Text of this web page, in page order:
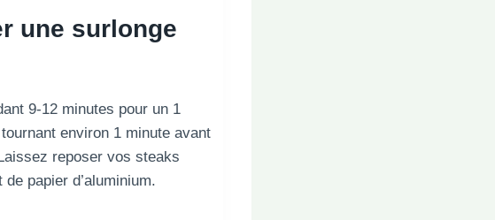
une surlonge
9-12 minutes pour un 1
environ 1 minute avant
reposer vos steaks
papier d’aluminium.